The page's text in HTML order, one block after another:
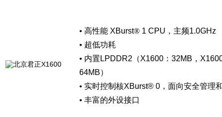
• 高性能 XBurst® 1 CPU ，主频1.0GHz
• 超低功耗
• 内置 LPDDR2 （X1600 ： 32MB ，
64MB）
• 实时控制核XBurst® 0 ，面向安全管理
• 丰富的外设接口